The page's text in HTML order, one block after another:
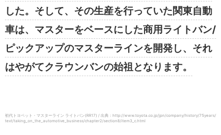
した。そして、その生産を行っていた関東自動
車は、マスターをベースにした商用ライトバン/
ピックアップのマスターラインを開発し、それ
はやがてクラウンバンの始祖となります。
初代トヨペット・マスターライン ライトバン(RR17) / 出典：http://www.toyota.co.jp/jpn/company/history/75years/
text/taking_on_the_automotive_business/chapter2/section8/item3_c.html